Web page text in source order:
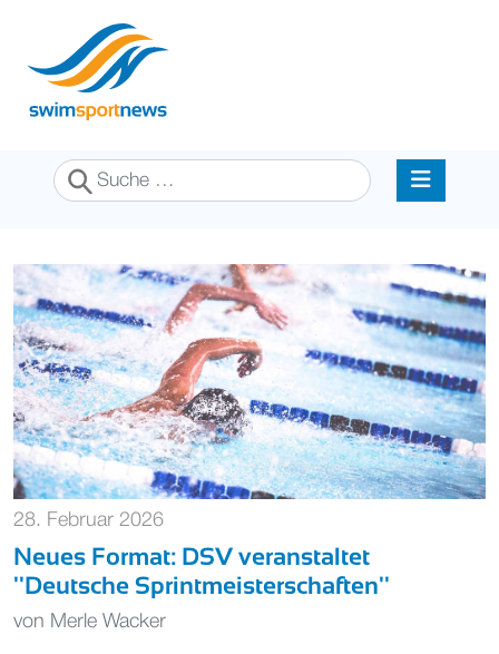
Suchen
28. Februar 2026
Neues Format: DSV veranstaltet
''Deutsche Sprintmeisterschaften''
von Merle Wacker